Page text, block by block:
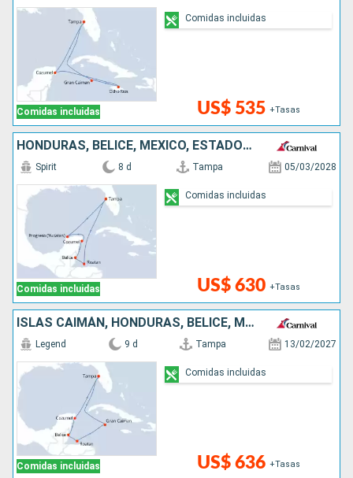
Comidas incluidas US$ 535 +Tasas
Comidas incluidas
HONDURAS, BELICE, MÉXICO, ESTADOS UNIDOS
Comidas incluidas
Spirit 8 d Tampa 05/03/2028
US$ 630 +Tasas
Comidas incluidas
ISLAS CAIMÁN, HONDURAS, BELICE, MÉXICO, ESTADOS UNIDOS
Comidas incluidas
Legend 9 d Tampa 13/02/2027
US$ 636 +Tasas
Comidas incluidas